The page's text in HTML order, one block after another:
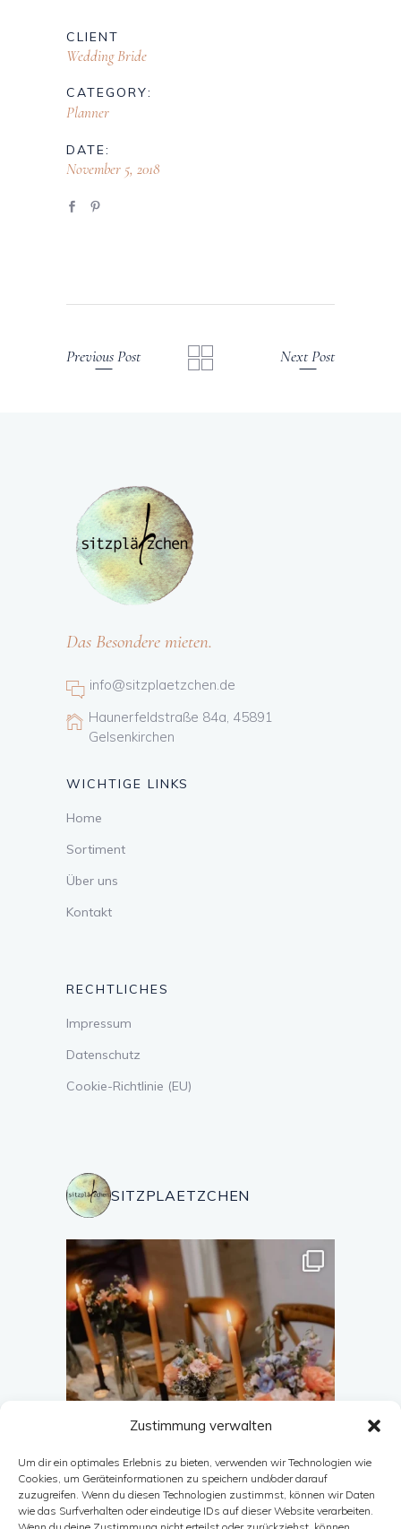
Zustimmung verwalten
Um dir ein optimales Erlebnis zu bieten, verwenden wir Technologien wie
Cookies, um Geräteinformationen zu speichern und/oder darauf
zuzugreifen. Wenn du diesen Technologien zustimmst, können wir Daten
wie das Surfverhalten oder eindeutige IDs auf dieser Website verarbeiten.
CLIENT
Wedding Bride
CATEGORY:
Planner
DATE:
November 5, 2018
Previous Post Next Post
Das Besondere mieten.
info@sitzplaetzchen.de
Haunerfeldstraße 84a, 45891
Gelsenkirchen
WICHTIGE LINKS
Home
Sortiment
Über uns
Kontakt
RECHTLICHES
Impressum
Datenschutz
Cookie-Richtlinie (EU)
SITZPLAETZCHEN